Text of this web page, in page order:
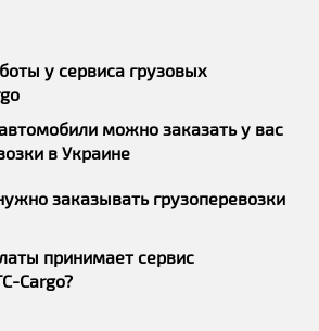
у сервиса грузовых
можно заказать у вас
в Украине
заказывать грузоперевозки
принимает сервис
Cargo?